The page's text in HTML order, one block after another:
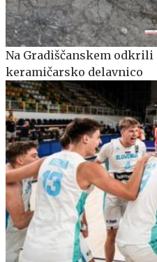
Na Gradiščanskem odkrili
keramičarsko delavnico